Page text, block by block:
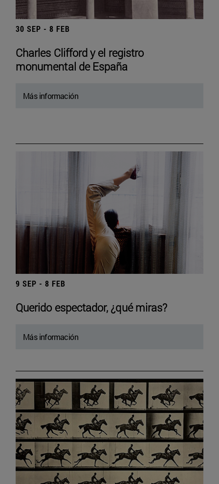
30 SEP - 8 FEB
Charles Clifford y el registro
monumental de España
Más información
9 SEP - 8 FEB
Querido espectador, ¿qué miras?
Más información